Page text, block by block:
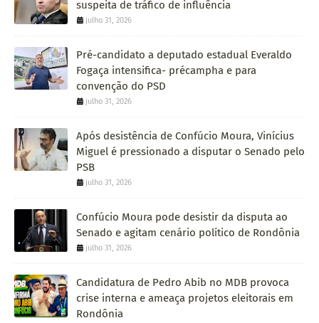
suspeita de tráfico de influência
julho 31, 2026
Pré-candidato a deputado estadual Everaldo
Fogaça intensifica- précampha e para
convenção do PSD
julho 31, 2026
Após desistência de Confúcio Moura, Vinícius
Miguel é pressionado a disputar o Senado pelo
PSB
julho 31, 2026
Confúcio Moura pode desistir da disputa ao
Senado e agitam cenário político de Rondônia
julho 31, 2026
Candidatura de Pedro Abib no MDB provoca
crise interna e ameaça projetos eleitorais em
Rondônia